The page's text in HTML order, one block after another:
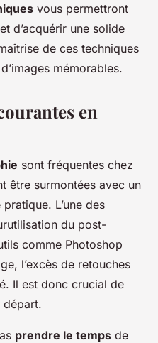
vous permettront
d’acquérir une solide
de ces techniques
mémorables.
en
sont fréquentes chez
être surmontées avec un
L’une des
du post-
comme Photoshop
l’excès de retouches
Il est donc crucial de
départ.
prendre le temps de